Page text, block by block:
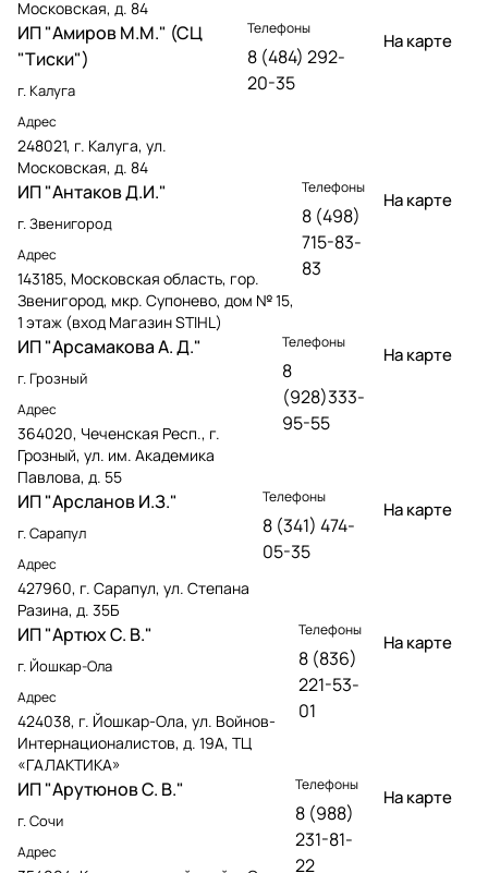
Московская, д. 84
ИП "Амиров М.М." (СЦ
"Тиски")
г. Калуга
Адрес
248021, г. Калуга, ул.
Московская, д. 84
Телефоны
8 (484) 292-
20-35
На карте
ИП "Антаков Д.И."
г. Звенигород
Адрес
143185, Московская область, гор.
Звенигород, мкр. Супонево, дом № 15,
1 этаж (вход Магазин STIHL)
Телефоны
8 (498)
715-83-
83
На карте
ИП "Арсамакова А. Д."
г. Грозный
Адрес
364020, Чеченская Респ., г.
Грозный, ул. им. Академика
Павлова, д. 55
Телефоны
8
(928)333-
95-55
На карте
ИП "Арсланов И.З."
г. Сарапул
Адрес
427960, г. Сарапул, ул. Степана
Разина, д. 35Б
Телефоны
8 (341) 474-
05-35
На карте
ИП "Артюх С. В."
г. Йошкар-Ола
Адрес
424038, г. Йошкар-Ола, ул. Войнов-
Интернационалистов, д. 19А, ТЦ
«ГАЛАКТИКА»
Телефоны
8 (836)
221-53-
01
На карте
ИП "Арутюнов С. В."
г. Сочи
Адрес
Телефоны
8 (988)
231-81-
22
На карте